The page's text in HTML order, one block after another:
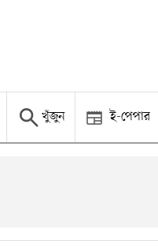
খুঁজুন ই-পেপার